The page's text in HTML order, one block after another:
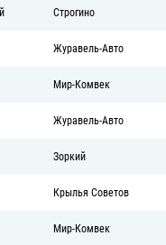
Строгино
Журавель-Авто
Мир-Комвек
Журавель-Авто
Зоркий
Крылья Советов
Мир-Комвек